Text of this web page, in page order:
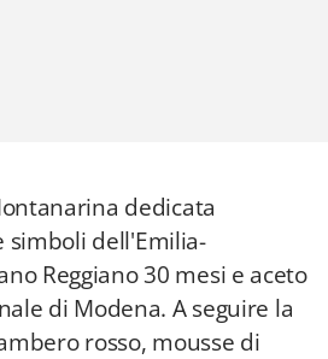
dedicata
dell'Emilia-
Reggiano 30 mesi e aceto
di Modena. A seguire la
rosso, mousse di